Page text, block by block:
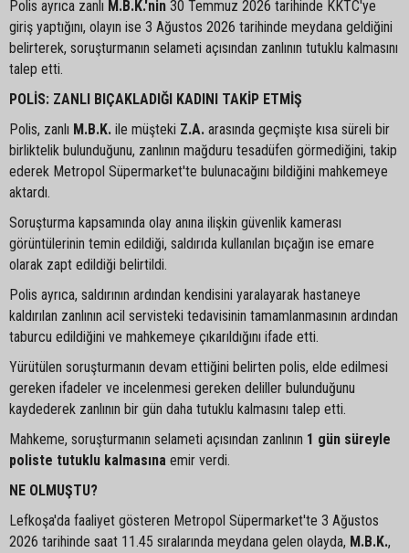
Polis ayrıca zanlı M.B.K.'nin 30 Temmuz 2026 tarihinde KKTC'ye
giriş yaptığını, olayın ise 3 Ağustos 2026 tarihinde meydana geldiğini
belirterek, soruşturmanın selameti açısından zanlının tutuklu kalmasını
talep etti.
POLİS: ZANLI BIÇAKLADIĞI KADINI TAKİP ETMİŞ
Polis, zanlı M.B.K. ile müşteki Z.A. arasında geçmişte kısa süreli bir
birliktelik bulunduğunu, zanlının mağduru tesadüfen görmediğini, takip
ederek Metropol Süpermarket'te bulunacağını bildiğini mahkemeye
aktardı.
Soruşturma kapsamında olay anına ilişkin güvenlik kamerası
görüntülerinin temin edildiği, saldırıda kullanılan bıçağın ise emare
olarak zapt edildiği belirtildi.
Polis ayrıca, saldırının ardından kendisini yaralayarak hastaneye
kaldırılan zanlının acil servisteki tedavisinin tamamlanmasının ardından
taburcu edildiğini ve mahkemeye çıkarıldığını ifade etti.
Yürütülen soruşturmanın devam ettiğini belirten polis, elde edilmesi
gereken ifadeler ve incelenmesi gereken deliller bulunduğunu
kaydederek zanlının bir gün daha tutuklu kalmasını talep etti.
Mahkeme, soruşturmanın selameti açısından zanlının 1 gün süreyle
poliste tutuklu kalmasına emir verdi.
NE OLMUŞTU?
Lefkoşa'da faaliyet gösteren Metropol Süpermarket'te 3 Ağustos
2026 tarihinde saat 11.45 sıralarında meydana gelen olayda, M.B.K.,